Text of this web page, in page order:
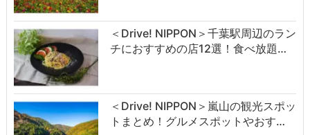
＜Drive! NIPPON＞千葉駅周辺のラン
チにおすすめの店12選！食べ放題…
＜Drive! NIPPON＞嵐山の観光スポッ
トまとめ！グルメスポットやおす…